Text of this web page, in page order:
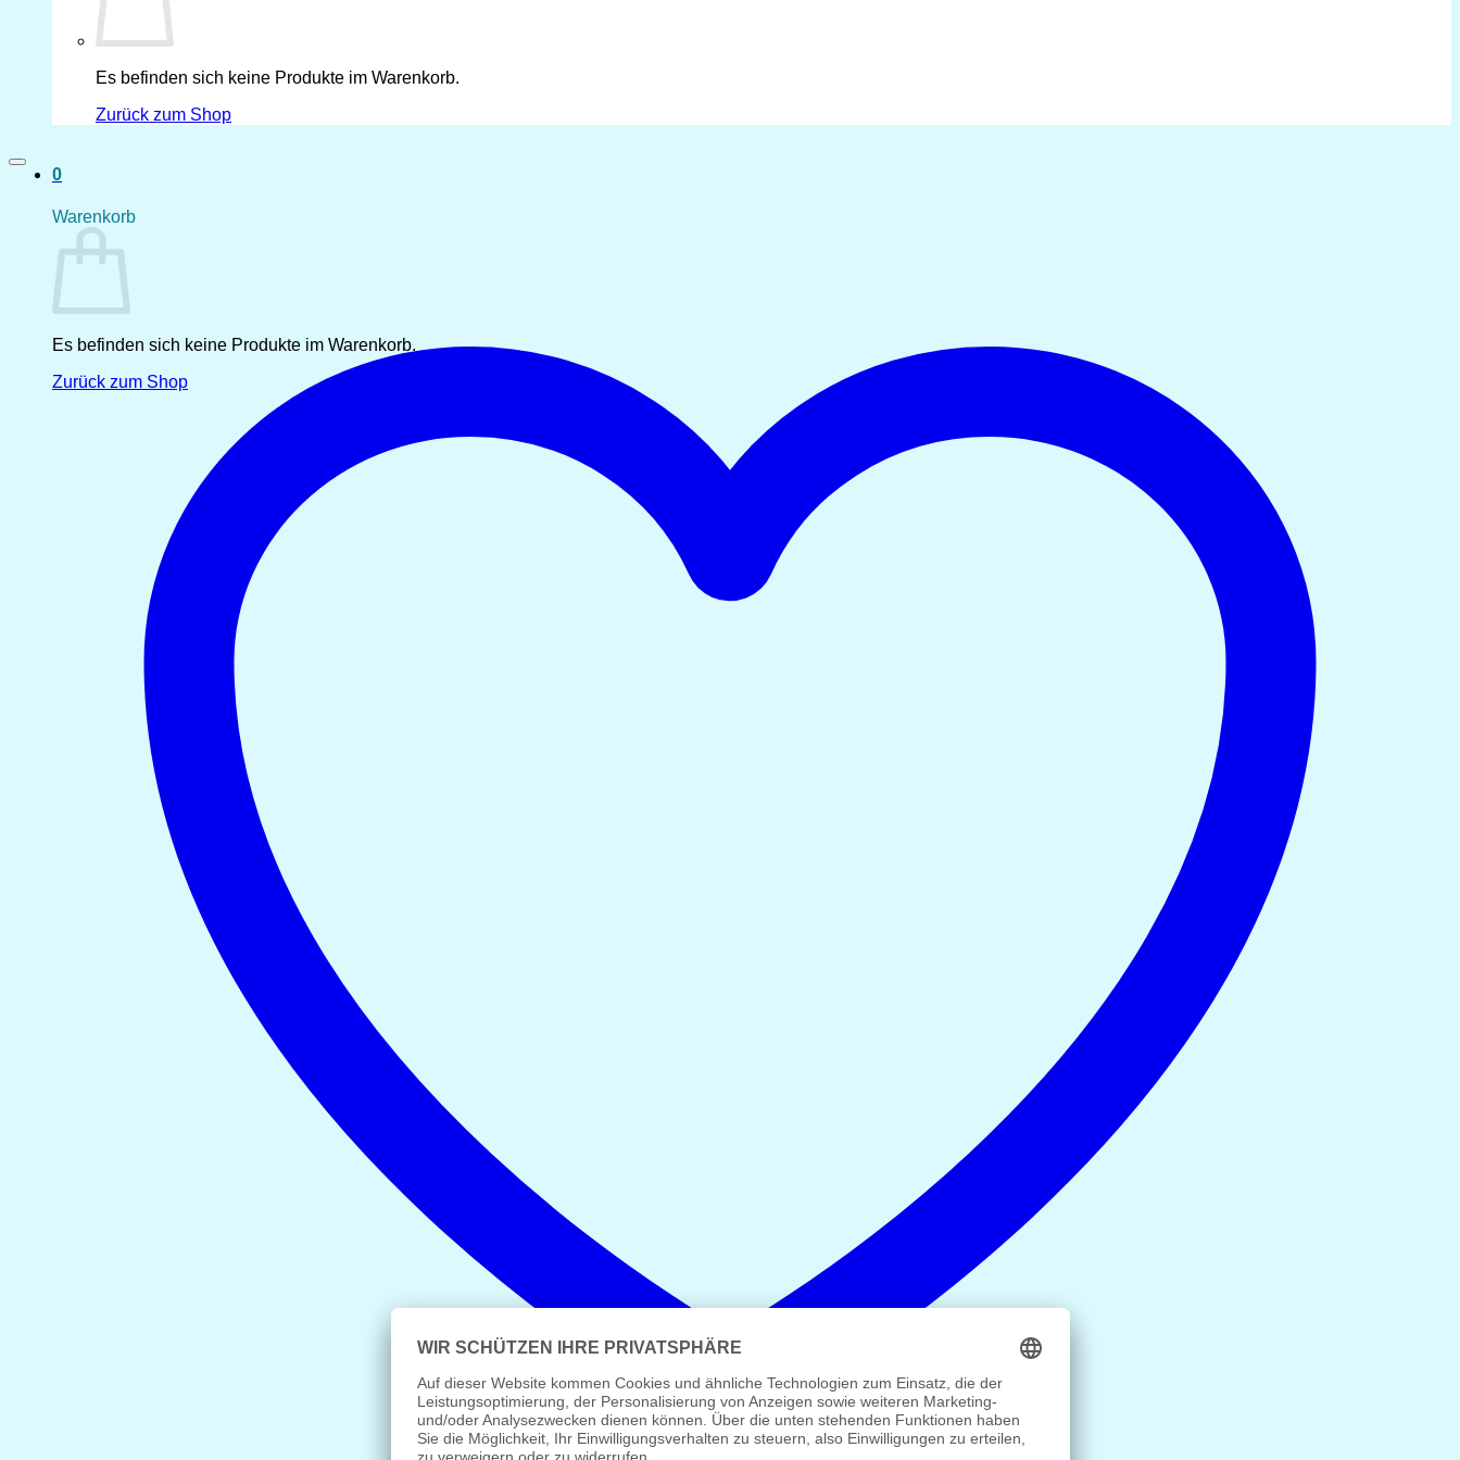
Es befinden sich keine Produkte im Warenkorb.
Zurück zum Shop
0
Warenkorb
Es befinden sich keine Produkte im Warenkorb.
Zurück zum Shop